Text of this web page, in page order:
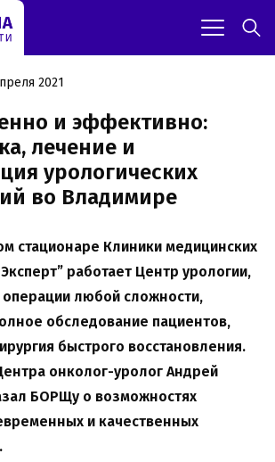
2021
и эффективно:
лечение и
урологических
во Владимире
стационаре Клиники медицинских
работает Центр урологии,
операции любой сложности,
обследование пациентов,
быстрого восстановления.
онколог-уролог Андрей
БОРЩу о возможностях
и качественных